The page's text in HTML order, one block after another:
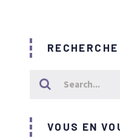
VOUS EN